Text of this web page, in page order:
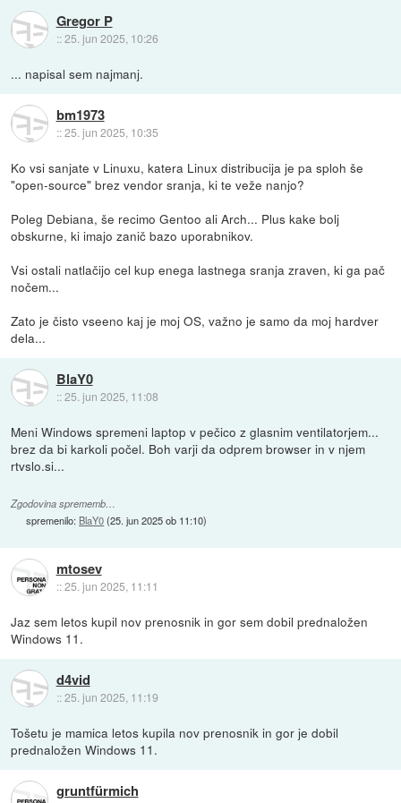
Gregor P
::25. jun 2025, 10:26
... napisal sem najmanj.
bm1973
::25. jun 2025, 10:35
Ko vsi sanjate v Linuxu, katera Linux distribucija je pa sploh še
"open-source" brez vendor sranja, ki te veže nanjo?
Poleg Debiana, še recimo Gentoo ali Arch... Plus kake bolj
obskurne, ki imajo zanič bazo uporabnikov.
Vsi ostali natlačijo cel kup enega lastnega sranja zraven, ki ga pač
nočem...
Zato je čisto vseeno kaj je moj OS, važno je samo da moj hardver
dela...
BlaY0
::25. jun 2025, 11:08
Meni Windows spremeni laptop v pečico z glasnim ventilatorjem...
brez da bi karkoli počel. Boh varji da odprem browser in v njem
rtvslo.si...
Zgodovina sprememb…
spremenilo: BlaY0(25. jun 2025 ob 11:10)
mtosev
::25. jun 2025, 11:11
Jaz sem letos kupil nov prenosnik in gor sem dobil prednaložen
Windows 11.
d4vid
::25. jun 2025, 11:19
Tošetu je mamica letos kupila nov prenosnik in gor je dobil
prednaložen Windows 11.
gruntfürmich